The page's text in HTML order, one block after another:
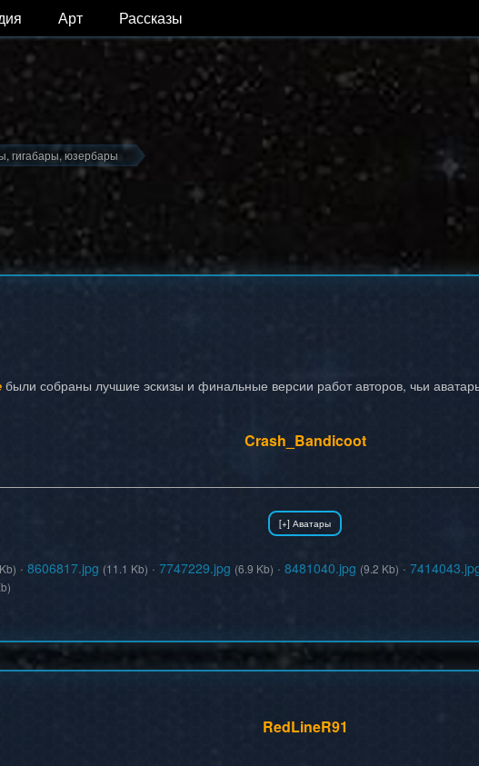
Арт Рассказы
гигабары, юзербары
были собраны лучшие эскизы и финальные версии работ авторов, чьи
Crash_Bandicoot
· 8606817.jpg (11.1 Kb) · 7747229.jpg (6.9 Kb) · 8481040.jpg (9.2 Kb) ·
RedLineR91